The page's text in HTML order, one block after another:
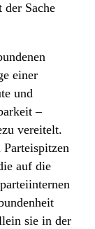
Sache
einer
und
–
vereitelt.
auf die
sie in der